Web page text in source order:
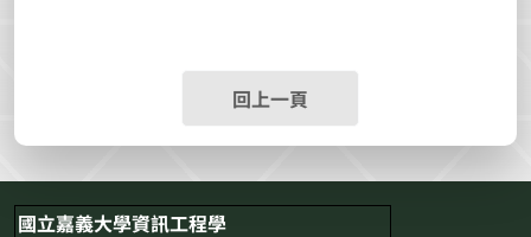
回上一頁
國立嘉義大學資訊工程學